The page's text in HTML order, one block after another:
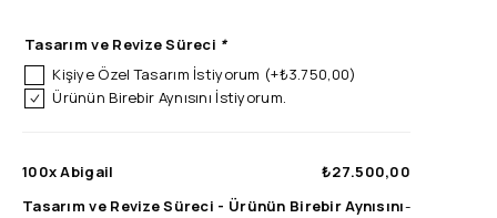
Tasarım ve Revize Süreci *
Kişiye Özel Tasarım İstiyorum (+₺3.750,00)
Ürünün Birebir Aynısını İstiyorum.
100xAbigail
₺27.500,00
Tasarım ve Revize Süreci - Ürünün Birebir Aynısını-